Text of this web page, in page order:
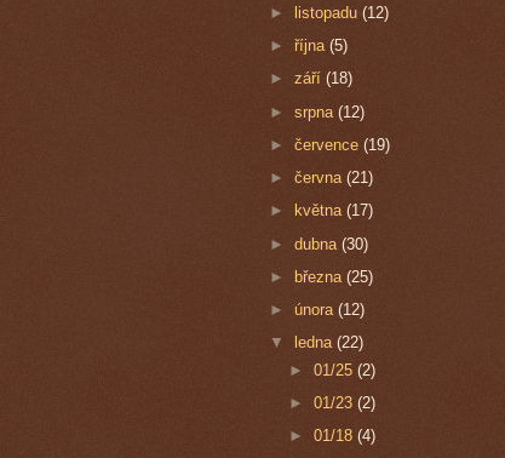
►
listopadu(12)
►října(5)
►září(18)
►srpna(12)
►července(19)
►června(21)
►
května(17)
►dubna(30)
► března(25)
► února(12)
▼
ledna(22)
► 01/25 (2)
► 01/23 (2)
► 01/18 (4)